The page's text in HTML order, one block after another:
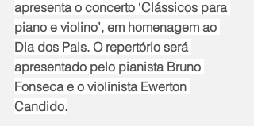
apresenta o concerto ‘Clássicos para
piano e violino’, em homenagem ao
Dia dos Pais. O repertório será
apresentado pelo pianista Bruno
Fonseca e o violinista Ewerton
Candido.